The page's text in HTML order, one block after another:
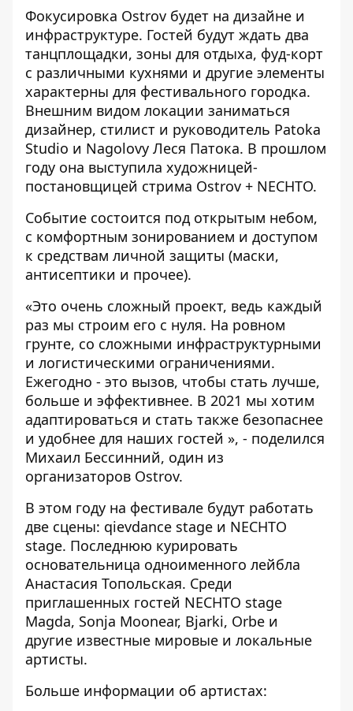
Фокусировка Ostrov будет на дизайне и
инфраструктуре. Гостей будут ждать два
танцплощадки, зоны для отдыха, фуд-корт
с различными кухнями и другие элементы
характерны для фестивального городка.
Внешним видом локации заниматься
дизайнер, стилист и руководитель Patoka
Studio и Nagolovy Леся Патока. В прошлом
году она выступила художницей-
постановщицей стрима Ostrov + NECHTO.
Событие состоится под открытым небом,
с комфортным зонированием и доступом
к средствам личной защиты (маски,
антисептики и прочее).
«Это очень сложный проект, ведь каждый
раз мы строим его с нуля. На ровном
грунте, со сложными инфраструктурными
и логистическими ограничениями.
Ежегодно - это вызов, чтобы стать лучше,
больше и эффективнее. В 2021 мы хотим
адаптироваться и стать также безопаснее
и удобнее для наших гостей », - поделился
Михаил Бессинний, один из
организаторов Ostrov.
В этом году на фестивале будут работать
две сцены: qievdance stage и NECHTO
stage. Последнюю курировать
основательница одноименного лейбла
Анастасия Топольская. Среди
приглашенных гостей NECHTO stage
Magda, Sonja Moonear, Bjarki, Orbe и
другие известные мировые и локальные
артисты.
Больше информации об артистах: